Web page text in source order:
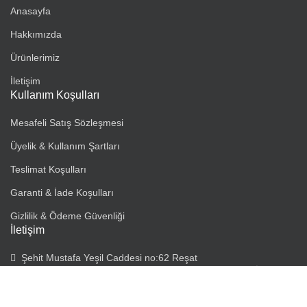
Anasayfa
Hakkımızda
Ürünlerimiz
İletişim
Kullanım Koşulları
Mesafeli Satış Sözleşmesi
Üyelik & Kullanım Şartları
Teslimat Koşulları
Garanti & İade Koşulları
Gizlilik & Ödeme Güvenliği
İletişim
Şehit Mustafa Yeşil Caddesi no:62 Reşat